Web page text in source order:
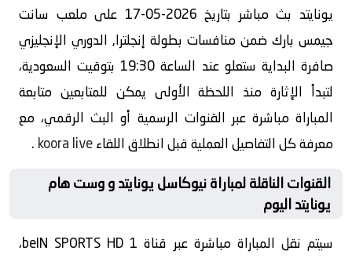
يونايتد بث مباشر بتاريخ 2026-05-17 على ملعب سانت
جيمس بارك ضمن منافسات بطولة إنجلترا, الدوري الإنجليزي
صافرة البداية ستعلو عند الساعة 19:30 بتوقيت السعودية،
لتبدأ الإثارة منذ اللحظة الأولى يمكن للمتابعين متابعة
المباراة مباشرة عبر القنوات الرسمية أو البث الرقمي، مع
معرفة كل التفاصيل العملية قبل انطلاق اللقاءkoora live
.
القنوات الناقلة لمباراة نيوكاسل يونايتد و وست هام
يونايتد اليوم
سيتم نقل المباراة مباشرة عبر قناة beIN SPORTS HD 1،